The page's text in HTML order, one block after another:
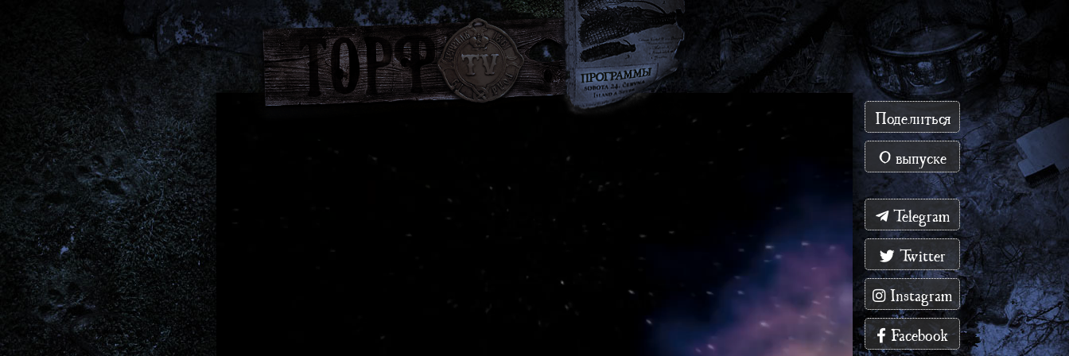
Поделиться
О выпуске
Telegram
Twitter
Instagram
Facebook